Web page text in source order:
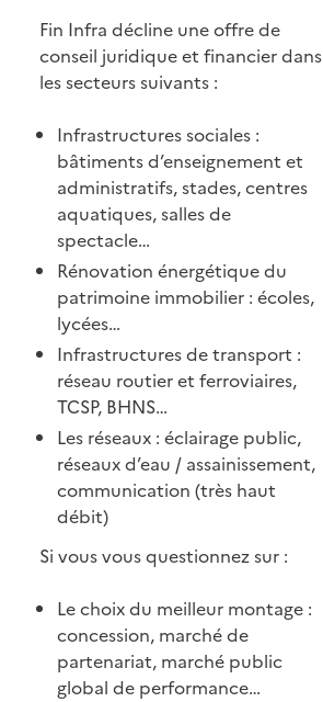
Fin Infra décline une offre de
conseil juridique et financier dans
les secteurs suivants :
Infrastructures sociales :
bâtiments d’enseignement et
administratifs, stades, centres
aquatiques, salles de
spectacle…
Rénovation énergétique du
patrimoine immobilier : écoles,
lycées…
Infrastructures de transport :
réseau routier et ferroviaires,
TCSP, BHNS…
Les réseaux : éclairage public,
réseaux d’eau / assainissement,
communication (très haut
débit)
Si vous vous questionnez sur :
Le choix du meilleur montage :
concession, marché de
partenariat, marché public
global de performance…